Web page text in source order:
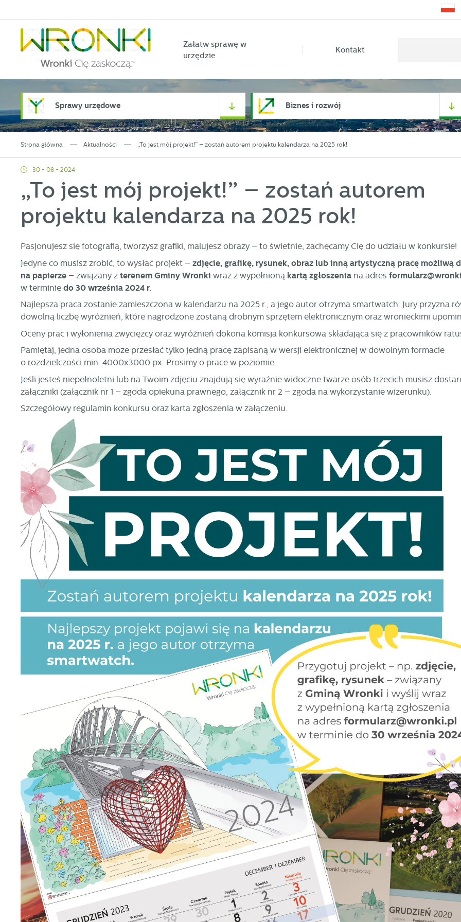
Załatw sprawę w
urzędzie
Kontakt
Sprawy urzędowe Biznes i rozwój
Strona główna Aktualności „To jest mój projekt!” – zostań autorem projektu kalendarza na 2025 rok!
30 - 08 - 2024
„To jest mój projekt!” – zostań autorem
projektu kalendarza na 2025 rok!
Pasjonujesz się fotografią, tworzysz grafiki, malujesz obrazy – to świetnie, zachęcamy Cię do udziału w konkursie!
Jedyne co musisz zrobić, to wysłać projekt – zdjęcie, grafikę, rysunek, obraz lub inną artystyczną pracę możliwą
na papierze – związany z terenem Gminy Wronki wraz z wypełnioną kartą zgłoszenia na adres
w terminie do 30 września 2024 r.
Najlepsza praca zostanie zamieszczona w kalendarzu na 2025 r., a jego autor otrzyma smartwatch. Jury przyzna
dowolną liczbę wyróżnień, które nagrodzone zostaną drobnym sprzętem elektronicznym oraz wronieckimi
Oceny prac i wyłonienia zwycięzcy oraz wyróżnień dokona komisja konkursowa składająca się z pracowników
Pamiętaj, jedna osoba może przesłać tylko jedną pracę zapisaną w wersji elektronicznej w dowolnym formacie
o rozdzielczości min. 4000x3000 px. Prosimy o prace w poziomie.
Jeśli jesteś niepełnoletni lub na Twoim zdjęciu znajdują się wyraźnie widoczne twarze osób trzecich musisz
załączniki (załącznik nr 1 – zgoda opiekuna prawnego, załącznik nr 2 – zgoda na wykorzystanie wizerunku).
Szczegółowy regulamin konkursu oraz karta zgłoszenia w załączeniu.
Ustawienia
Szanujemy Twoją prywatność. Możesz zmienić ustawienia cookies lub
je wszystkie. W dowolnym momencie możesz dokonać zmiany swoich ustawień.
Niezbędne pliki cookies służą do prawidłowego funkcjonowania strony
i umożliwiają Ci komfortowe korzystanie z oferowanych przez nas usług.
Pliki cookies odpowiadają na podejmowane przez Ciebie działania w celu m.in.
dostosowania Twoich ustawień preferencji prywatności, logowania czy
formularzy. Dzięki plikom cookies strona, z której korzystasz, może działać bez
Więcej
Funkcjonalne i personalizacyjne
Tego typu pliki cookies umożliwiają stronie internetowej zapamiętanie
wprowadzonych przez Ciebie ustawień oraz personalizację określonych
funkcjonalności czy prezentowanych treści.
Dzięki tym plikom cookies możemy zapewnić Ci większy komfort korzystania z
Więcej